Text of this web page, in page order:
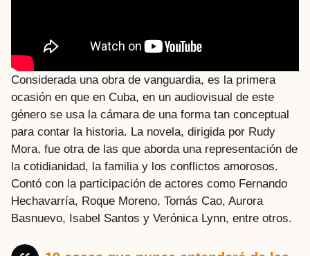
Considerada una obra de vanguardia, es la primera
ocasión en que en Cuba, en un audiovisual de este
género se usa la cámara de una forma tan conceptual
para contar la historia. La novela, dirigida por Rudy
Mora, fue otra de las que aborda una representación de
la cotidianidad, la familia y los conflictos amorosos.
Contó con la participación de actores como Fernando
Hechavarría, Roque Moreno, Tomás Cao, Aurora
Basnuevo, Isabel Santos y Verónica Lynn, entre otros.